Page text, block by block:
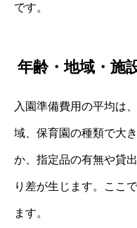
です。
年齢・地域・施
入園準備費用の平均は
域、保育園の種類で大
か、指定品の有無や貸
り差が生じます。ここ
ます。